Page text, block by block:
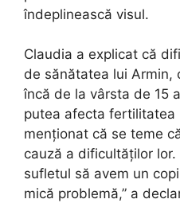
îndeplinească visul.
Claudia a explicat că
de sănătatea lui
încă de la vârsta de 15
putea afecta fertilitatea
menționat că se teme
cauză a dificultăților
sufletul să avem un
mică problemă,” a